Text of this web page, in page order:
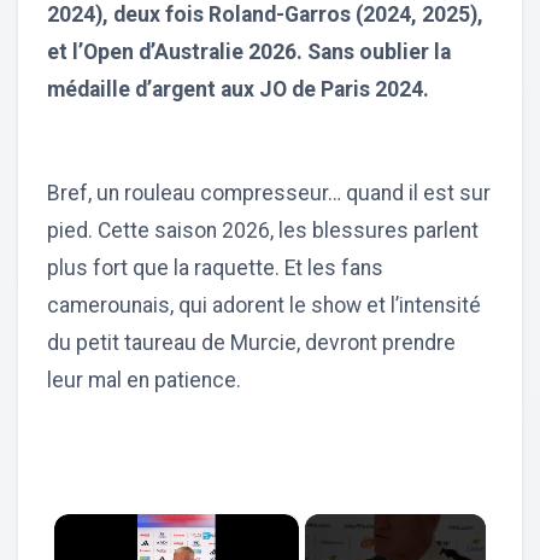
2024), deux fois Roland-Garros (2024, 2025),
et l’Open d’Australie 2026. Sans oublier la
médaille d’argent aux JO de Paris 2024.
Bref, un rouleau compresseur… quand il est sur
pied. Cette saison 2026, les blessures parlent
plus fort que la raquette. Et les fans
camerounais, qui adorent le show et l’intensité
du petit taureau de Murcie, devront prendre
leur mal en patience.
×